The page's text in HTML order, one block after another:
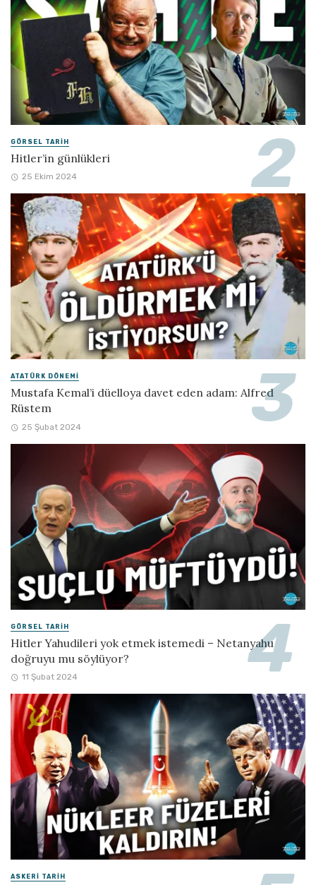
GÖRSEL TARIH
Hitler’in günlükleri
25 Ekim 2024
ATATÜRK DÖNEMI
Mustafa Kemal’i düelloya davet eden adam: Alfred
Rüstem
25 Şubat 2024
GÖRSEL TARIH
Hitler Yahudileri yok etmek istemedi – Netanyahu
doğruyu mu söylüyor?
11 Şubat 2024
ASKERI TARIH